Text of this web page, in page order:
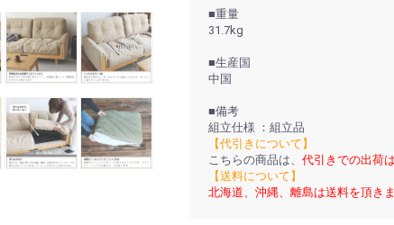
■重量
31.7kg
■生産国
中国
■備考
組立仕様 ：組立品
【代引きについて】
こちらの商品は、 代引きでの出荷
【送料について】
北海道、沖縄、離島は送料を頂きま